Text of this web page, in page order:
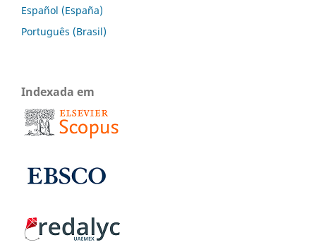
Español (España)
Português (Brasil)
Indexada em